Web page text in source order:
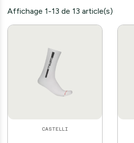
Affichage 1-13 de 13 article(s)
CASTELLI